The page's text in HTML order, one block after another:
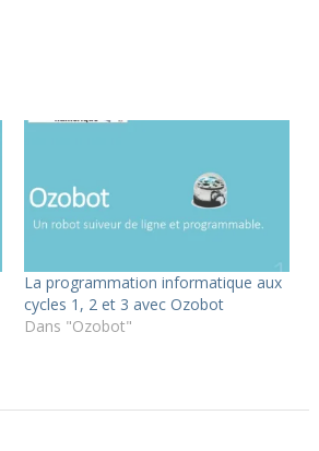
La programmation informatique aux
cycles 1, 2 et 3 avec Ozobot
Dans "Ozobot"